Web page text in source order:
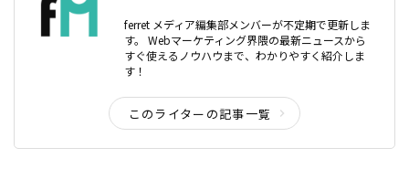
ferret メディア編集部メンバーが不定期で更新しま
す。 Webマーケティング界隈の最新ニュースから
すぐ使えるノウハウまで、わかりやすく紹介しま
す！
このライターの記事一覧